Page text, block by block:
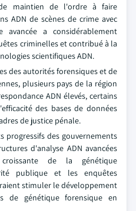
maintien de l'ordre à faire
ADN de scènes de crime avec
avancée a considérablement
criminelles et contribué à la
scientifiques ADN.
des autorités forensiques et de
plusieurs pays de la région
ADN élevés, certains
des bases de données
de justice pénale.
progressifs des gouvernements
d'analyse ADN avancées
de la génétique
publique et les enquêtes
stimuler le développement
de génétique forensique en